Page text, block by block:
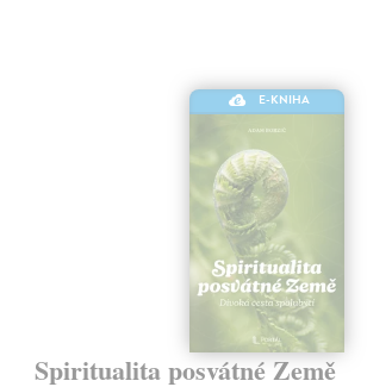
E-KNIHA
Spiritualita posvátné Země